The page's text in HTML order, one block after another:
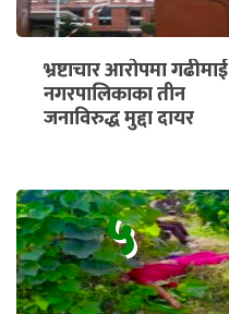
भ्रष्टाचार आरोपमा गढीमाई
नगरपालिकाका तीन
जनाविरुद्ध मुद्दा दायर
५